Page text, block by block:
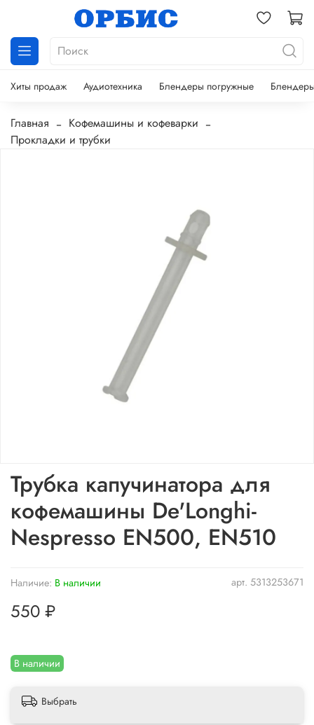
Хиты продаж Аудиотехника Блендеры погружные
Главная
Кофемашины и кофеварки
Прокладки и трубки
арт. 5313253671
Наличие: В наличии
В наличии
Трубка капучинатора для
кофемашины De'Longhi-
Nespresso EN500, EN510
550 ₽
Выбрать